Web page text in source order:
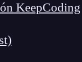
KeepCoding